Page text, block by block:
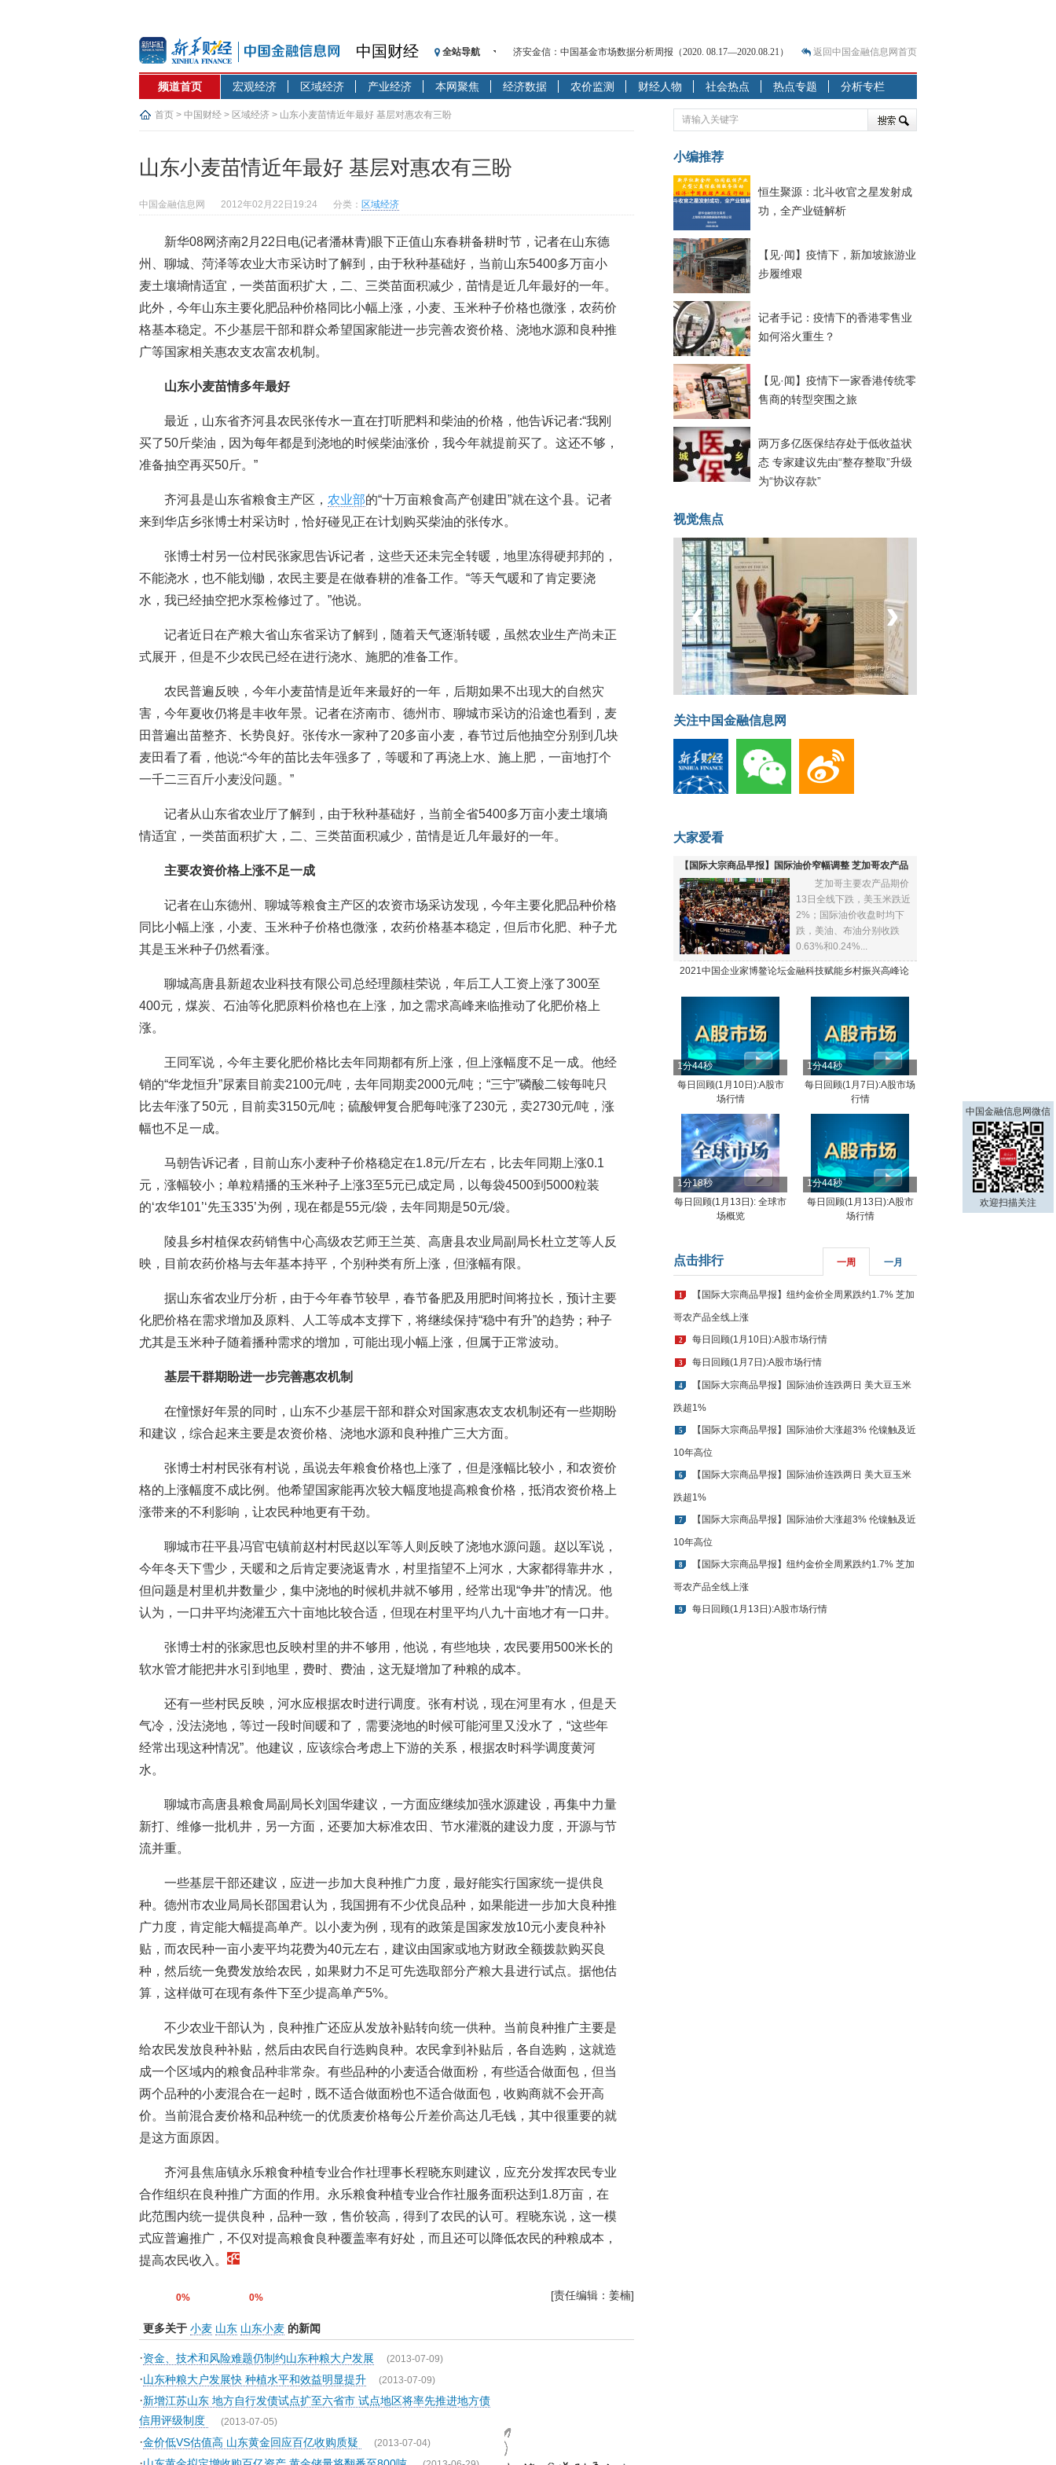
中国财经 全站导航
记者手记：疫情下的香港零售业如何浴火重生？
济安金信：中国基金市场数据分析周报（2020. 07.27—2020.07.31）
央行公开市场净投放300亿元 短端资金利率明显下行
基本面及股市双轮冲击 债市回调十年期债表现最弱
沥青期货连续两日涨逾3% 沪银及两粕涨势喜人
恒生聚源：北斗收官之星发射成功，全产业链解析
济安金信：中国基金市场数据分析周报（2020. 08.17—2020.08.21）
返回中国金融信息网首页
频道首页 宏观经济 区域经济 产业经济 本网聚焦 经济数据 农价监测 财经人物 社会热点 热点专题 分析专栏
首页 > 中国财经 > 区域经济 > 山东小麦苗情近年最好 基层对惠农有三盼
山东小麦苗情近年最好 基层对惠农有三盼
中国金融信息网 2012年02月22日19:24 分类： 区域经济
新华08网济南2月22日电(记者潘林青)眼下正值山东春耕备耕时节，记者在山东德
州、聊城、菏泽等农业大市采访时了解到，由于秋种基础好，当前山东5400多万亩小
麦土壤墒情适宜，一类苗面积扩大，二、三类苗面积减少，苗情是近几年最好的一年。
此外，今年山东主要化肥品种价格同比小幅上涨，小麦、玉米种子价格也微涨，农药价
格基本稳定。不少基层干部和群众希望国家能进一步完善农资价格、浇地水源和良种推
广等国家相关惠农支农富农机制。
山东小麦苗情多年最好
最近，山东省齐河县农民张传水一直在打听肥料和柴油的价格，他告诉记者:“我刚
买了50斤柴油，因为每年都是到浇地的时候柴油涨价，我今年就提前买了。这还不够，
准备抽空再买50斤。”
齐河县是山东省粮食主产区， 农业部的“十万亩粮食高产创建田”就在这个县。记者
来到华店乡张博士村采访时，恰好碰见正在计划购买柴油的张传水。
张博士村另一位村民张家思告诉记者，这些天还未完全转暖，地里冻得硬邦邦的，
不能浇水，也不能划锄，农民主要是在做春耕的准备工作。“等天气暖和了肯定要浇
水，我已经抽空把水泵检修过了。”他说。
记者近日在产粮大省山东省采访了解到，随着天气逐渐转暖，虽然农业生产尚未正
式展开，但是不少农民已经在进行浇水、施肥的准备工作。
农民普遍反映，今年小麦苗情是近年来最好的一年，后期如果不出现大的自然灾
害，今年夏收仍将是丰收年景。记者在济南市、德州市、聊城市采访的沿途也看到，麦
田普遍出苗整齐、长势良好。张传水一家种了20多亩小麦，春节过后他抽空分别到几块
麦田看了看，他说:“今年的苗比去年强多了，等暖和了再浇上水、施上肥，一亩地打个
一千二三百斤小麦没问题。”
记者从山东省农业厅了解到，由于秋种基础好，当前全省5400多万亩小麦土壤墒
情适宜，一类苗面积扩大，二、三类苗面积减少，苗情是近几年最好的一年。
主要农资价格上涨不足一成
记者在山东德州、聊城等粮食主产区的农资市场采访发现，今年主要化肥品种价格
同比小幅上涨，小麦、玉米种子价格也微涨，农药价格基本稳定，但后市化肥、种子尤
其是玉米种子仍然看涨。
聊城高唐县新超农业科技有限公司总经理颜桂荣说，年后工人工资上涨了300至
400元，煤炭、石油等化肥原料价格也在上涨，加之需求高峰来临推动了化肥价格上
涨。
王同军说，今年主要化肥价格比去年同期都有所上涨，但上涨幅度不足一成。他经
销的“华龙恒升”尿素目前卖2100元/吨，去年同期卖2000元/吨；“三宁”磷酸二铵每吨只
比去年涨了50元，目前卖3150元/吨；硫酸钾复合肥每吨涨了230元，卖2730元/吨，涨
幅也不足一成。
马朝告诉记者，目前山东小麦种子价格稳定在1.8元/斤左右，比去年同期上涨0.1
元，涨幅较小；单粒精播的玉米种子上涨3至5元已成定局，以每袋4500到5000粒装
的‘农华101’‘先玉335’为例，现在都是55元/袋，去年同期是50元/袋。
陵县乡村植保农药销售中心高级农艺师王兰英、高唐县农业局副局长杜立芝等人反
映，目前农药价格与去年基本持平，个别种类有所上涨，但涨幅有限。
据山东省农业厅分析，由于今年春节较早，春节备肥及用肥时间将拉长，预计主要
化肥价格在需求增加及原料、人工等成本支撑下，将继续保持“稳中有升”的趋势；种子
尤其是玉米种子随着播种需求的增加，可能出现小幅上涨，但属于正常波动。
基层干群期盼进一步完善惠农机制
在憧憬好年景的同时，山东不少基层干部和群众对国家惠农支农机制还有一些期盼
和建议，综合起来主要是农资价格、浇地水源和良种推广三大方面。
张博士村村民张有村说，虽说去年粮食价格也上涨了，但是涨幅比较小，和农资价
格的上涨幅度不成比例。他希望国家能再次较大幅度地提高粮食价格，抵消农资价格上
涨带来的不利影响，让农民种地更有干劲。
聊城市茌平县冯官屯镇前赵村村民赵以军等人则反映了浇地水源问题。赵以军说，
今年冬天下雪少，天暖和之后肯定要浇返青水，村里指望不上河水，大家都得靠井水，
但问题是村里机井数量少，集中浇地的时候机井就不够用，经常出现“争井”的情况。他
认为，一口井平均浇灌五六十亩地比较合适，但现在村里平均八九十亩地才有一口井。
张博士村的张家思也反映村里的井不够用，他说，有些地块，农民要用500米长的
软水管才能把井水引到地里，费时、费油，这无疑增加了种粮的成本。
还有一些村民反映，河水应根据农时进行调度。张有村说，现在河里有水，但是天
气冷，没法浇地，等过一段时间暖和了，需要浇地的时候可能河里又没水了，“这些年
经常出现这种情况”。他建议，应该综合考虑上下游的关系，根据农时科学调度黄河
水。
聊城市高唐县粮食局副局长刘国华建议，一方面应继续加强水源建设，再集中力量
新打、维修一批机井，另一方面，还要加大标准农田、节水灌溉的建设力度，开源与节
流并重。
一些基层干部还建议，应进一步加大良种推广力度，最好能实行国家统一提供良
种。德州市农业局局长邵国君认为，我国拥有不少优良品种，如果能进一步加大良种推
广力度，肯定能大幅提高单产。以小麦为例，现有的政策是国家发放10元小麦良种补
贴，而农民种一亩小麦平均花费为40元左右，建议由国家或地方财政全额拨款购买良
种，然后统一免费发放给农民，如果财力不足可先选取部分产粮大县进行试点。据他估
算，这样做可在现有条件下至少提高单产5%。
不少农业干部认为，良种推广还应从发放补贴转向统一供种。当前良种推广主要是
给农民发放良种补贴，然后由农民自行选购良种。农民拿到补贴后，各自选购，这就造
成一个区域内的粮食品种非常杂。有些品种的小麦适合做面粉，有些适合做面包，但当
两个品种的小麦混合在一起时，既不适合做面粉也不适合做面包，收购商就不会开高
价。当前混合麦价格和品种统一的优质麦价格每公斤差价高达几毛钱，其中很重要的就
是这方面原因。
齐河县焦庙镇永乐粮食种植专业合作社理事长程晓东则建议，应充分发挥农民专业
合作组织在良种推广方面的作用。永乐粮食种植专业合作社服务面积达到1.8万亩，在
此范围内统一提供良种，品种一致，售价较高，得到了农民的认可。程晓东说，这一模
式应普遍推广，不仅对提高粮食良种覆盖率有好处，而且还可以降低农民的种粮成本，
提高农民收入。
0% 0% [责任编辑：姜楠]
更多关于 小麦 山东 山东小麦 的新闻
·资金、技术和风险难题仍制约山东种粮大户发展 (2013-07-09)
·山东种粮大户发展快 种植水平和效益明显提升 (2013-07-09)
·新增江苏山东 地方自行发债试点扩至六省市 试点地区将率先推进地方债
信用评级制度 (2013-07-05)
·金价低VS估值高 山东黄金回应百亿收购质疑 (2013-07-04)
小编推荐
恒生聚源：北斗收官之星发射成
功，全产业链解析
【见·闻】疫情下，新加坡旅游业
步履维艰
记者手记：疫情下的香港零售业
如何浴火重生？
【见·闻】疫情下一家香港传统零
售商的转型突围之旅
两万多亿医保结存处于低收益状
态 专家建议先由“整存整取”升级
为“协议存款”
视觉焦点
坐上火车看老挝
‹ ›
关注中国金融信息网
大家爱看
【国际大宗商品早报】国际油价窄幅调整 芝加哥农产品
全线下跌
芝加哥主要农产品期价
13日全线下跌，美玉米跌近
2%；国际油价收盘时均下
跌，美油、布油分别收跌
0.63%和0.24%...
2021中国企业家博鳌论坛金融科技赋能乡村振兴高峰论
1分44秒
每日回顾(1月10日):A股市
场行情
1分44秒
每日回顾(1月7日):A股市场
行情
1分18秒
每日回顾(1月13日): 全球市
场概览
1分44秒
每日回顾(1月13日):A股市
场行情
点击排行 一周 一月
1 【国际大宗商品早报】纽约金价全周累跌约1.7% 芝加
哥农产品全线上涨
2 每日回顾(1月10日):A股市场行情
3 每日回顾(1月7日):A股市场行情
4 【国际大宗商品早报】国际油价连跌两日 美大豆玉米
跌超1%
5 【国际大宗商品早报】国际油价大涨超3% 伦镍触及近
10年高位
6 【国际大宗商品早报】国际油价连跌两日 美大豆玉米
跌超1%
7 【国际大宗商品早报】国际油价大涨超3% 伦镍触及近
10年高位
8 【国际大宗商品早报】纽约金价全周累跌约1.7% 芝加
哥农产品全线上涨
9 每日回顾(1月13日):A股市场行情
中国金融信息网微信
欢迎扫描关注